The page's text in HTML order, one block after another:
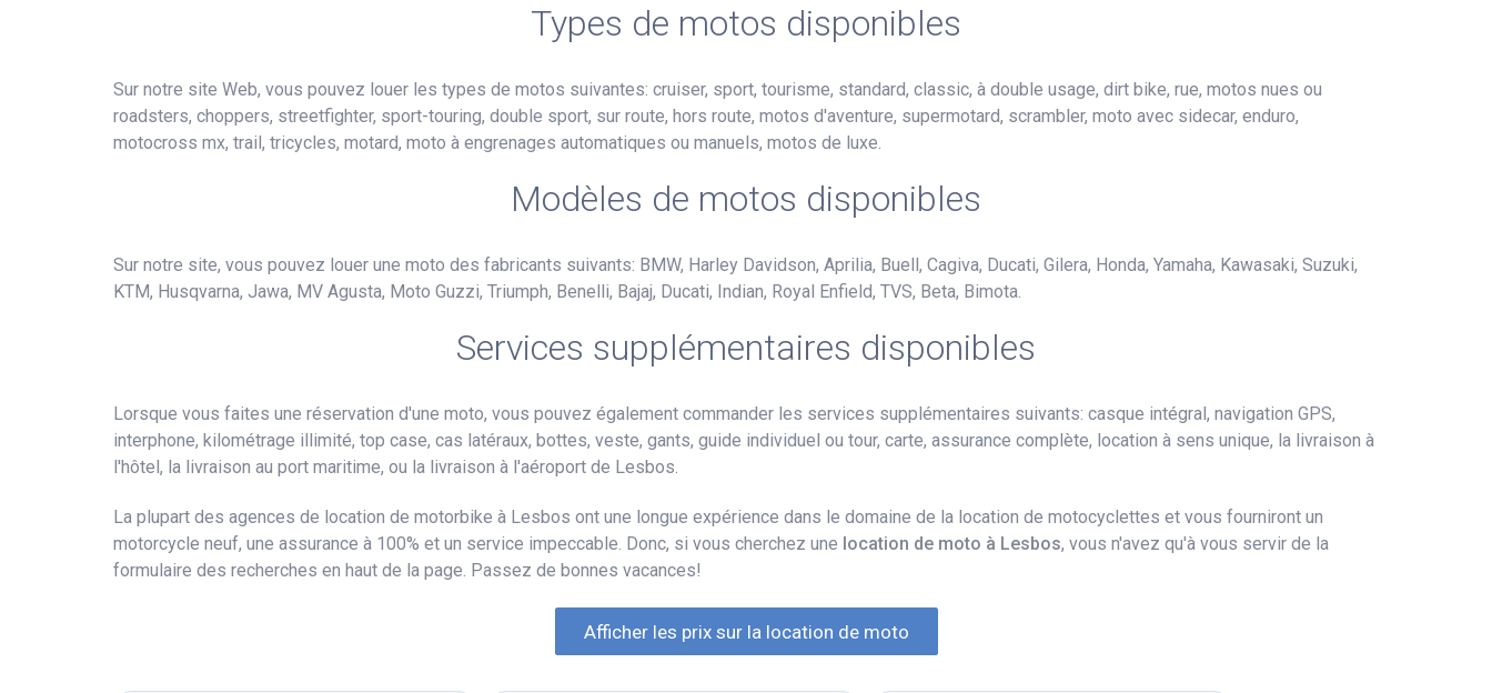
Types de motos disponibles
Sur notre site Web, vous pouvez louer les types de motos suivantes: cruiser, sport, tourisme, standard, classic, à double usage, dirt bike, rue, motos nues ou
roadsters, choppers, streetfighter, sport-touring, double sport, sur route, hors route, motos d'aventure, supermotard, scrambler, moto avec sidecar, enduro,
motocross mx, trail, tricycles, motard, moto à engrenages automatiques ou manuels, motos de luxe.
Modèles de motos disponibles
Sur notre site, vous pouvez louer une moto des fabricants suivants: BMW, Harley Davidson, Aprilia, Buell, Cagiva, Ducati, Gilera, Honda, Yamaha, Kawasaki, Suzuki,
KTM, Husqvarna, Jawa, MV Agusta, Moto Guzzi, Triumph, Benelli, Bajaj, Ducati, Indian, Royal Enfield, TVS, Beta, Bimota.
Services supplémentaires disponibles
Lorsque vous faites une réservation d'une moto, vous pouvez également commander les services supplémentaires suivants: casque intégral, navigation GPS,
interphone, kilométrage illimité, top case, cas latéraux, bottes, veste, gants, guide individuel ou tour, carte, assurance complète, location à sens unique, la livraison à
l'hôtel, la livraison au port maritime, ou la livraison à l'aéroport de Lesbos.
La plupart des agences de location de motorbike à Lesbos ont une longue expérience dans le domaine de la location de motocyclettes et vous fourniront un
motorcycle neuf, une assurance à 100% et un service impeccable. Donc, si vous cherchez une location de moto à Lesbos, vous n'avez qu'à vous servir de la
formulaire des recherches en haut de la page. Passez de bonnes vacances!
Afficher les prix sur la location de moto